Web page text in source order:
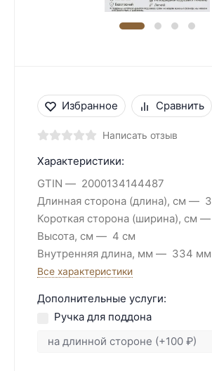
Избранное Сравнить
Написать отзыв
Характеристики:
GTIN
2000134144487
Длинная сторона (длина), см
Короткая сторона (ширина), см
Высота, см
4 см
Внутренняя длина, мм
334 мм
Все характеристики
Дополнительные услуги:
Ручка для поддона